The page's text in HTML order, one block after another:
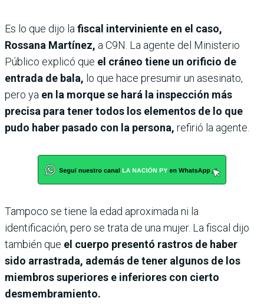
Es lo que dijo la fiscal interviniente en el caso,
Rossana Martínez, a C9N. La agente del Ministerio
Público explicó que el cráneo tiene un orificio de
entrada de bala, lo que hace presumir un asesinato,
pero ya en la morque se hará la inspección más
precisa para tener todos los elementos de lo que
pudo haber pasado con la persona, refirió la agente.
Tampoco se tiene la edad aproximada ni la
identificación, pero se trata de una mujer. La fiscal dijo
también que el cuerpo presentó rastros de haber
sido arrastrada, además de tener algunos de los
miembros superiores e inferiores con cierto
desmembramiento.